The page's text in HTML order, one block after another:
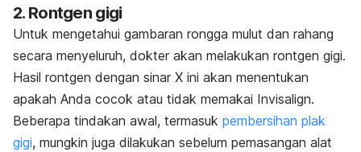
2. Rontgen gigi
Untuk mengetahui gambaran rongga mulut dan rahang
secara menyeluruh, dokter akan melakukan rontgen gigi.
Hasil rontgen dengan sinar X ini akan menentukan
apakah Anda cocok atau tidak memakai Invisalign.
Beberapa tindakan awal, termasuk pembersihan plak
gigi, mungkin juga dilakukan sebelum pemasangan alat